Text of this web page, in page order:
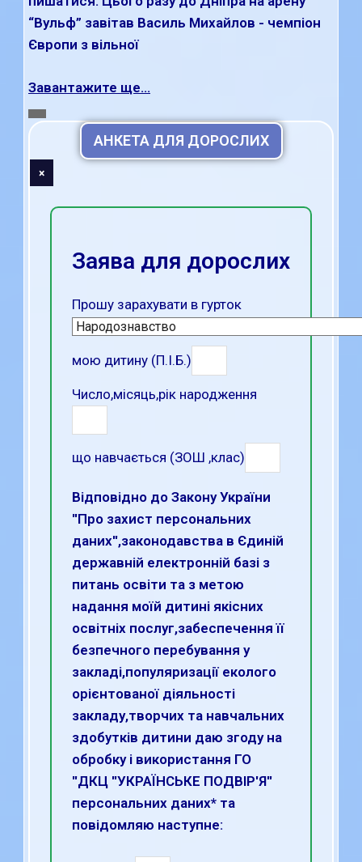
“Вульф” завітав Василь Михайлов - чемпіон
Європи з вільної
Завантажите ще...
АНКЕТА ДЛЯ ДОРОСЛИХ
×
Заява для дорослих
Прошу зарахувати в гурток
мою дитину (П.І.Б.)
Число,місяць,рік народження
що навчається (ЗОШ ,клас)
Відповідно до Закону України
''Про захист персональних
даних'',законодавства в Єдиній
державній електронній базі з
питань освіти та з метою
надання моїй дитині якісних
освітніх послуг,забеспечення її
безпечного перебування у
закладі,популяризації еколого
орієнтованої діяльності
закладу,творчих та навчальних
здобутків дитини даю згоду на
обробку і використання ГО
''ДКЦ ''УКРАЇНСЬКЕ ПОДВІР'Я''
персональних даних* та
повідомляю наступне: